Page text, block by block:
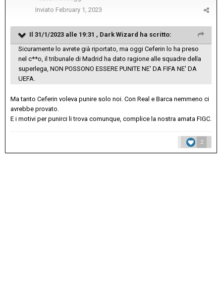
Inviato February 1, 2023
Il 31/1/2023 alle 19:31 , Dark Wizard ha scritto:
Sicuramente lo avrete già riportato, ma oggi Ceferin lo ha preso
nel c**o, il tribunale di Madrid ha dato ragione alle squadre della
superlega, NON POSSONO ESSERE PUNITE NE' DA FIFA NE' DA
UEFA.
Ma tanto Ceferin voleva punire solo noi. Con Real e Barca nemmeno ci
avrebbe provato.
E i motivi per punirci li trova comunque, complice la nostra amata FIGC.
2